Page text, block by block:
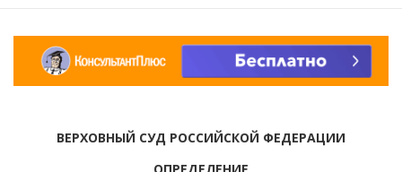
ВЕРХОВНЫЙ СУД РОССИЙСКОЙ ФЕДЕРАЦИИ